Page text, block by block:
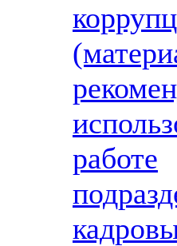
работе